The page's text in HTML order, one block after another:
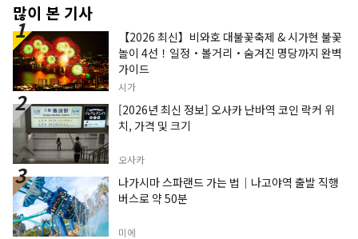
많이 본 기사
【2026 최신】비와호 대불꽃축제 & 시가현 불꽃
놀이 4선！일정・볼거리・숨겨진 명당까지 완벽
가이드
시가
[2026년 최신 정보] 오사카 난바역 코인 락커 위
치, 가격 및 크기
오사카
나가시마 스파랜드 가는 법｜나고야역 출발 직행
버스로 약 50분
미에